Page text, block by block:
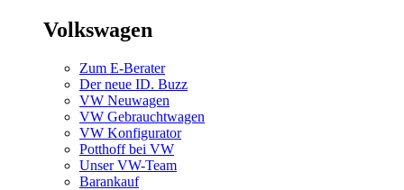
Volkswagen
Zum E-Berater
Der neue ID. Buzz
VW Neuwagen
VW Gebrauchtwagen
VW Konfigurator
Potthoff bei VW
Unser VW-Team
Barankauf